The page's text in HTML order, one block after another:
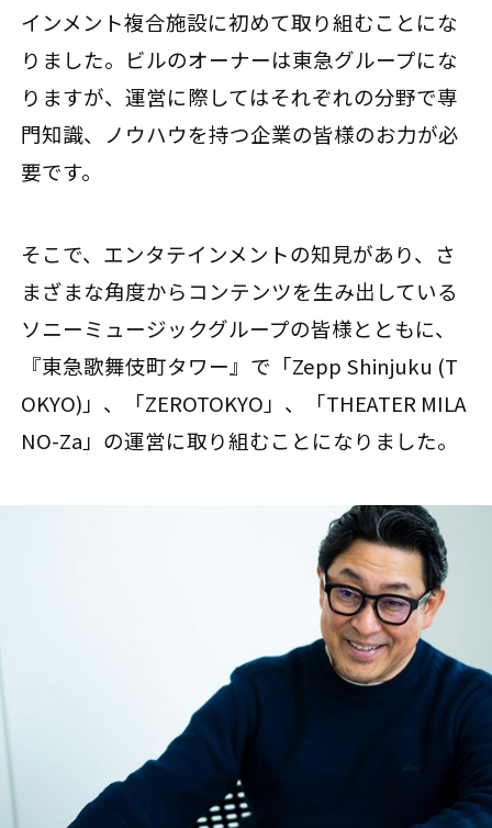
インメント複合施設に初めて取り組むことにな
りました。ビルのオーナーは東急グループにな
りますが、運営に際してはそれぞれの分野で専
門知識、ノウハウを持つ企業の皆様のお力が必
要です。
そこで、エンタテインメントの知見があり、さ
まざまな角度からコンテンツを生み出している
ソニーミュージックグループの皆様とともに、
『東急歌舞伎町タワー』で「Zepp Shinjuku (T
OKYO)」、「ZEROTOKYO」、「THEATER MILA
NO-Za」の運営に取り組むことになりました。